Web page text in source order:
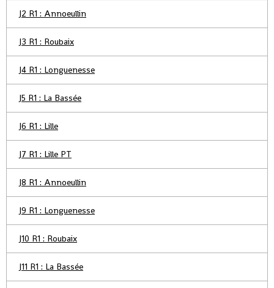
J2 R1 : Annoeullin
J3 R1 : Roubaix
J4 R1 : Longuenesse
J5 R1 : La Bassée
J6 R1 : Lille
J7 R1 : Lille PT
J8 R1 : Annoeullin
J9 R1 : Longuenesse
J10 R1 : Roubaix
J11 R1 : La Bassée